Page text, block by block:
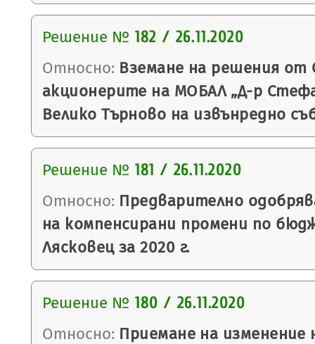
Решение № 182 / 26.11.2020
Относно: Вземане на решения
акционерите на МОБАЛ „Д-р
Велико Търново на извънредно
Решение № 181 / 26.11.2020
Относно: Предварително
на компенсирани промени по
Лясковец за 2020 г.
Решение № 180 / 26.11.2020
Относно: Приемане на